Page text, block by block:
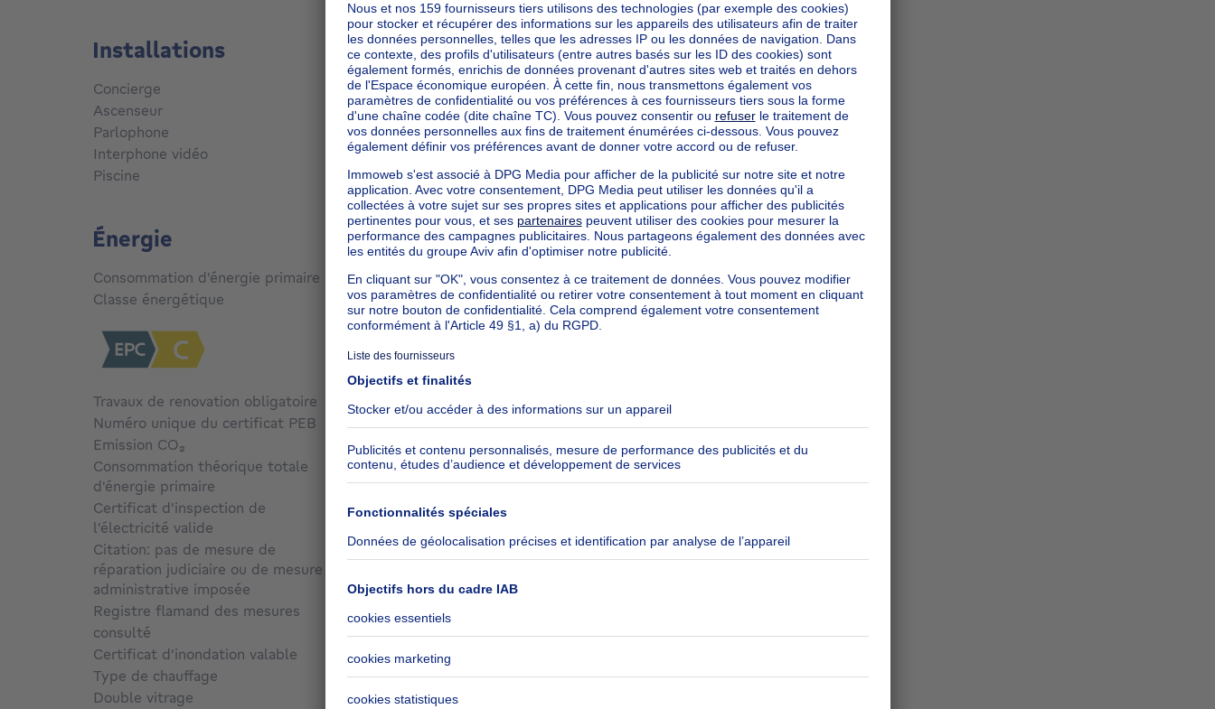
Installations
Concierge
Oui
Ascenseur
Oui
Parlophone
Oui
Interphone vidéo
Oui
Piscine
Oui
Énergie
Consommation d'énergie primaire 270kWh/m² kilowattheure par mètres carrés
Classe énergétique
C
Travaux de renovation obligatoire
Non
Numéro unique du certificat PEB
003340136-RES-1
Emission CO₂
Non communiqué
Consommation théorique totale
d'énergie primaire
Non communiqué
Certificat d'inspection de
l'électricité valide
Citation: pas de mesure de
réparation judiciaire ou de mesure
administrative imposée
Non communiqué
Registre flamand des mesures
consulté
Non communiqué
Certificat d'inondation valable
Non communiqué
Type de chauffage
Électrique
Double vitrage
Oui